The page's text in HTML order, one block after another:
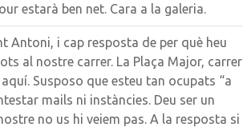
estarà ben net. Cara a la galeria.
Antoni, i cap resposta de per què heu
al nostre carrer. La Plaça Major, carrer
Susposo que esteu tan ocupats “a
mails ni instàncies. Deu ser un
no us hi veiem pas. A la resposta si